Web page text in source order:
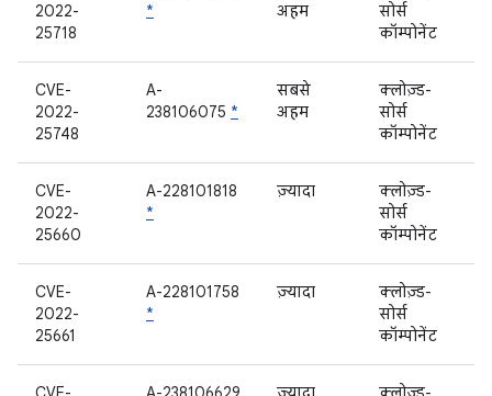
2022-
25718
*
अहम
सोर्स
कॉम्पोनेंट
CVE-
2022-
25748
A-
238106075 *
सबसे
अहम
क्लोज़्ड-
सोर्स
कॉम्पोनेंट
CVE-
2022-
25660
A-228101818
*
ज़्यादा
क्लोज़्ड-
सोर्स
कॉम्पोनेंट
CVE-
2022-
25661
A-228101758
*
ज़्यादा
क्लोज़्ड-
सोर्स
कॉम्पोनेंट